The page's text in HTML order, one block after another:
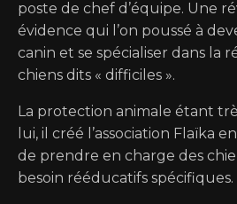
poste de chef d’équipe. Une
évidence qui l’on poussé à
canin et se spécialiser dans la
chiens dits « difficiles ».
La protection animale étant
lui, il créé l’association Flaïka
de prendre en charge des
besoin rééducatifs spécifiques.